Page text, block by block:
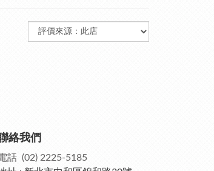
絡我們
話 (02) 2225-5185